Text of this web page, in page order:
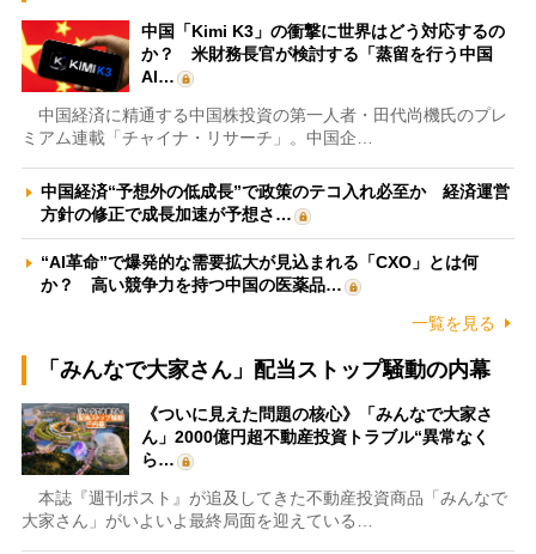
中国「Kimi K3」の衝撃に世界はどう対応するの
か？ 米財務長官が検討する「蒸留を行う中国
AI…
中国経済に精通する中国株投資の第一人者・田代尚機氏のプレ
ミアム連載「チャイナ・リサーチ」。中国企…
中国経済“予想外の低成長”で政策のテコ入れ必至か 経済運営
方針の修正で成長加速が予想さ…
“AI革命”で爆発的な需要拡大が見込まれる「CXO」とは何
か？ 高い競争力を持つ中国の医薬品…
一覧を見る
「みんなで大家さん」配当ストップ騒動の内幕
《ついに見えた問題の核心》「みんなで大家さ
ん」2000億円超不動産投資トラブル“異常なく
ら…
本誌『週刊ポスト』が追及してきた不動産投資商品「みんなで
大家さん」がいよいよ最終局面を迎えている…